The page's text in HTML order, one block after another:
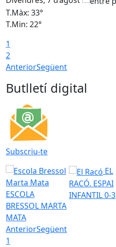
T.Màx: 33°
T.Min: 22°
1
2
AnteriorSegüent
Butlletí digital
Subscriu-te
ESCOLA
BRESSOL MARTA
MATA
EL
RACÓ. ESPAI
INFANTIL 0-3
AnteriorSegüent
1